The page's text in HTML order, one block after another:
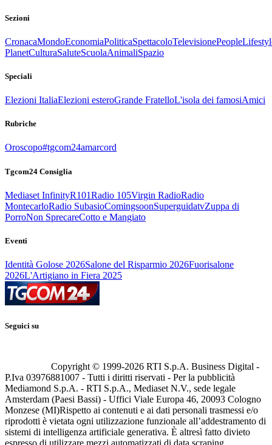
Sezioni
CronacaMondoEconomiaPoliticaSpettacoloTelevisionePeople
PlanetCulturaSaluteScuolaAnimaliSpazio
Speciali
Elezioni ItaliaElezioni esteroGrande FratelloL'isola dei famosiAmici
Rubriche
Oroscopo#tgcom24amarcord
Tgcom24 Consiglia
Mediaset InfinityR101Radio 105Virgin RadioRadio
MontecarloRadio SubasioComingsoonSuperguidatvZuppa di
PorroNon SprecareCotto e Mangiato
Eventi
Identità Golose 2026Salone del Risparmio 2026Fuorisalone
2026L'Artigiano in Fiera 2025
Seguici su
Copyright © 1999-2026 RTI S.p.A. Business Digital -
P.Iva 03976881007 - Tutti i diritti riservati - Per la pubblicità
Mediamond S.p.A. - RTI S.p.A., Mediaset N.V., sede legale
Amsterdam (Paesi Bassi) - Uffici Viale Europa 46, 20093 Cologno
Monzese (MI)Rispetto ai contenuti e ai dati personali trasmessi e/o
riprodotti è vietata ogni utilizzazione funzionale all’addestramento di
sistemi di intelligenza artificiale generativa. È altresì fatto divieto
espresso di utilizzare mezzi automatizzati di data scraping.